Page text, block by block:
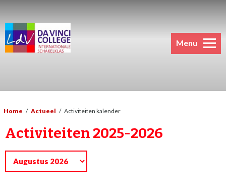
Menu
Home / Actueel / Activiteiten kalender
Activiteiten 2025-2026